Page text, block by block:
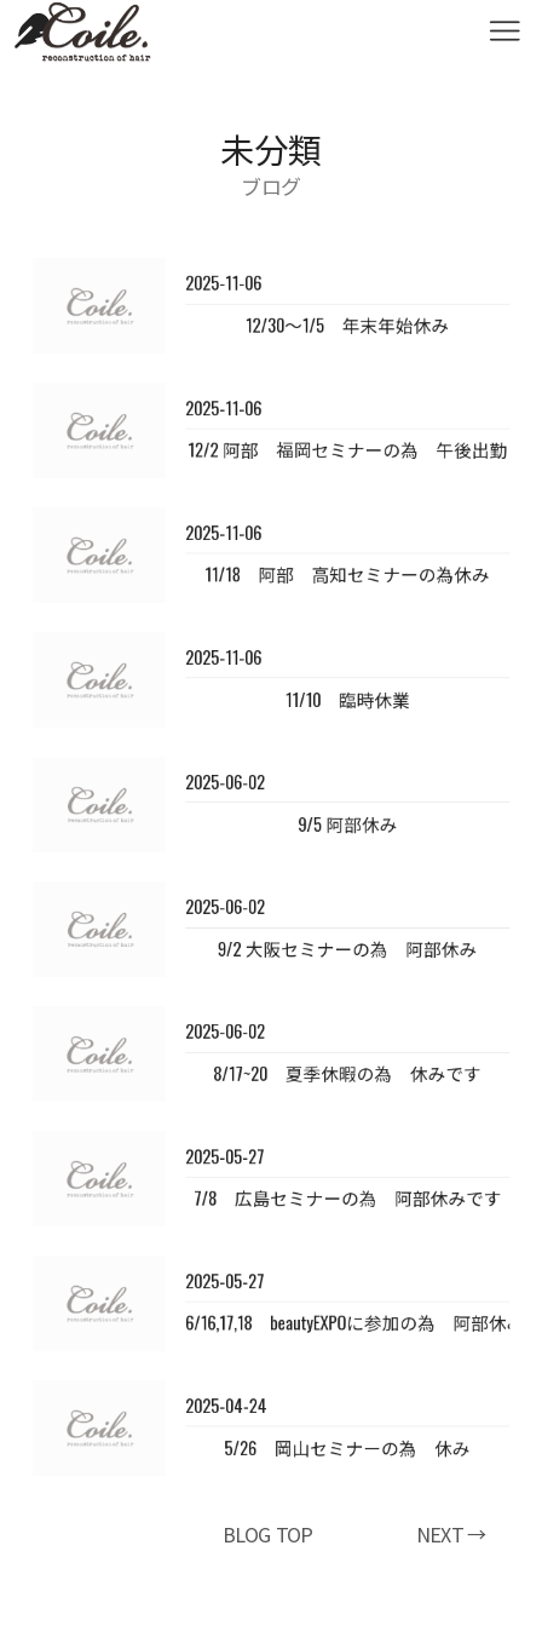
未分類
ブログ
2025-11-06
12/30〜1/5 年末年始休み
2025-11-06
12/2 阿部 福岡セミナーの為 午後出勤
2025-11-06
11/18 阿部 高知セミナーの為休み
2025-11-06
11/10 臨時休業
2025-06-02
9/5 阿部休み
2025-06-02
9/2 大阪セミナーの為 阿部休み
2025-06-02
8/17~20 夏季休暇の為 休みです
2025-05-27
7/8 広島セミナーの為 阿部休みです
2025-05-27
6/16,17,18 beautyEXPOに参加の為 阿部休み
2025-04-24
5/26 岡山セミナーの為 休み
BLOG TOP NEXT →